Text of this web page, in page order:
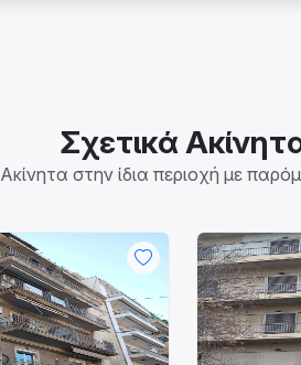
Σχετικά
Ακίνητα στην ίδια περιοχή με